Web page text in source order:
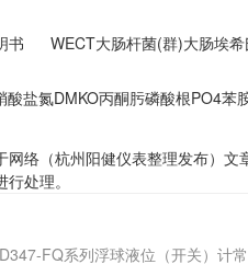
书 WECT大肠杆菌(群)大肠埃
酸盐氮DMKO丙酮肟磷酸根PO4苯
网络（杭州阳健仪表整理发布）
处理。
FQ系列浮球液位（开关）计